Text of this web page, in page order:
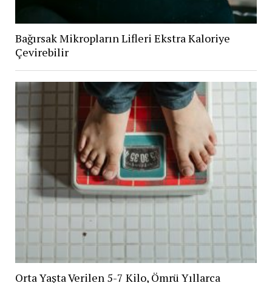
Bağırsak Mikropların Lifleri Ekstra Kaloriye
Çevirebilir
Orta Yaşta Verilen 5-7 Kilo, Ömrü Yıllarca